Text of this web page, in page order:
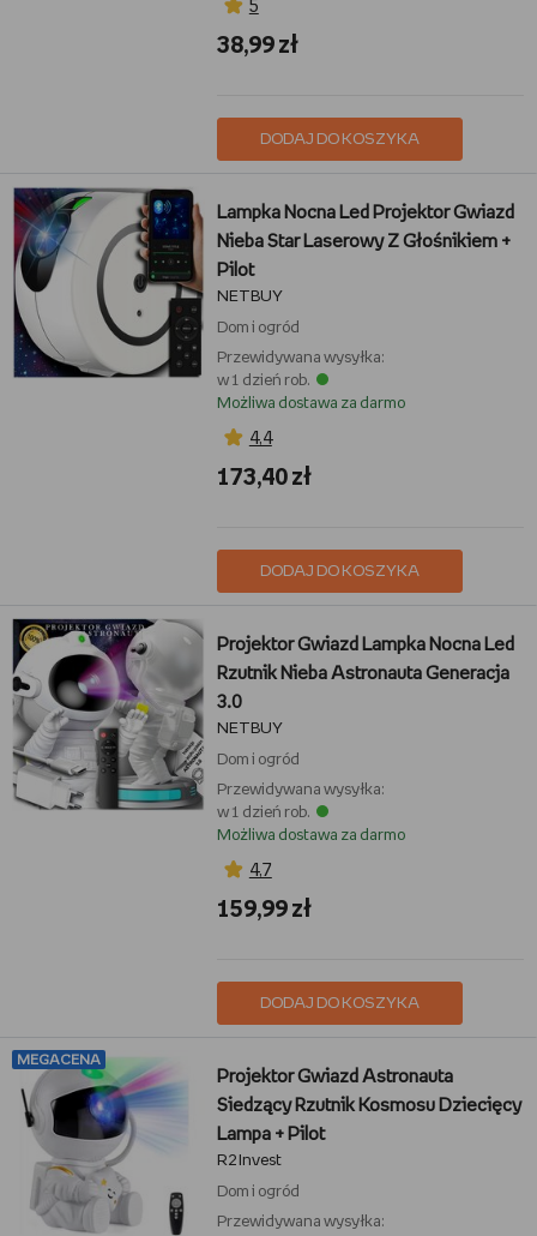
5
38,99 zł
DODAJ DO KOSZYKA
Lampka Nocna Led Projektor Gwiazd
Nieba Star Laserowy Z Głośnikiem +
Pilot
NETBUY
Dom i ogród
Przewidywana wysyłka:
w 1 dzień rob.
Możliwa dostawa za darmo
4,4
173,40 zł
DODAJ DO KOSZYKA
Projektor Gwiazd Lampka Nocna Led
Rzutnik Nieba Astronauta Generacja
3.0
NETBUY
Dom i ogród
Przewidywana wysyłka:
w 1 dzień rob.
Możliwa dostawa za darmo
4,7
159,99 zł
DODAJ DO KOSZYKA
MEGACENA
Projektor Gwiazd Astronauta
Siedzący Rzutnik Kosmosu Dziecięcy
Lampa + Pilot
R2 Invest
Dom i ogród
Przewidywana wysyłka: